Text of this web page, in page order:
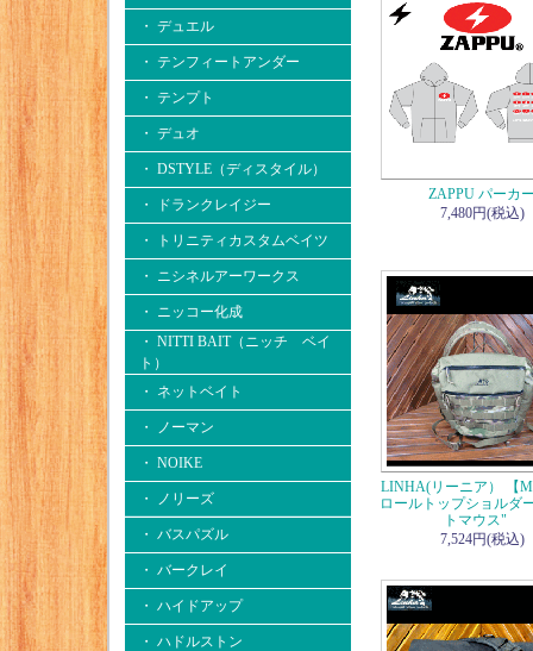
・ デュエル
・ テンフィートアンダー
・ テンプト
・ デュオ
・ DSTYLE（ディスタイル）
・ ドランクレイジー
・ トリニティカスタムベイツ
・ ニシネルアーワークス
・ ニッコー化成
・ NITTI BAIT（ニッチ ベイ
ト）
・ ネットベイト
・ ノーマン
・ NOIKE
・ ノリーズ
・ バスパズル
・ バークレイ
・ ハイドアップ
・ ハドルストン
ZAPPU パーカ
7,480円(税込)
LINHA(リーニア） 【
ロールトップショルダ
トマウス"
7,524円(税込)